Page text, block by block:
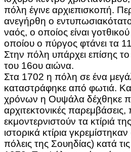
πόλη έγινε αρχιεπισκοπή.
ανεγήρθη ο
ναός, ο οποίος είναι
οποίου ο πύργος φτάνει τα
Στην πόλη υπάρχει επίσης
του 16ου αιώνα.
Στα 1702 η πόλη σε ένα
καταστράφηκε από φωτιά.
χρόνων η Ουψάλα δέχθηκε
αρχιτεκτονικές
εκμοντερνιστούν τα κτίριά
ιστορικά κτίρια
πόλεις της Σουηδίας) κατά